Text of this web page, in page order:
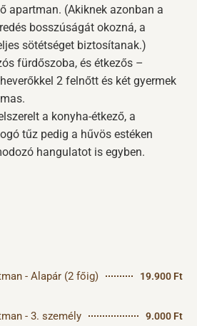
apartman. (Akiknek azonban a
bosszúságát okozná, a
sötétséget biztosítanak.)
fürdőszoba, és étkezős –
2 felnőtt és két gyermek
a konyha-étkező, a
tűz pedig a hűvös estéken
hangulatot is egyben.
- Alapár (2 főig) 19.900 Ft
- 3. személy 9.000 Ft